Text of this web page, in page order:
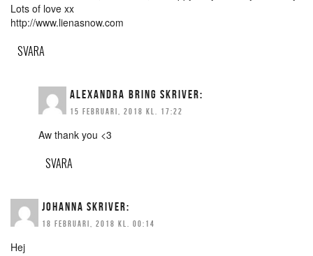
Lots of love xx
http://www.lienasnow.com
SVARA
ALEXANDRA BRING SKRIVER:
15 FEBRUARI, 2018 KL. 17:22
Aw thank you <3
SVARA
JOHANNA SKRIVER:
18 FEBRUARI, 2018 KL. 00:14
Hej